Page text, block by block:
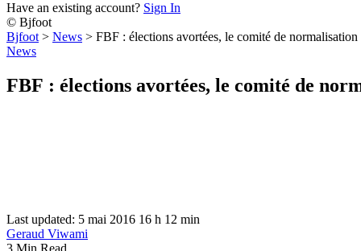
Have an existing account? Sign In
© Bjfoot
Bjfoot > News > FBF : élections avortées, le comité de
News
FBF : élections avortées, le comité de
Last updated: 5 mai 2016 16 h 12 min
Geraud Viwami
3 Min Read